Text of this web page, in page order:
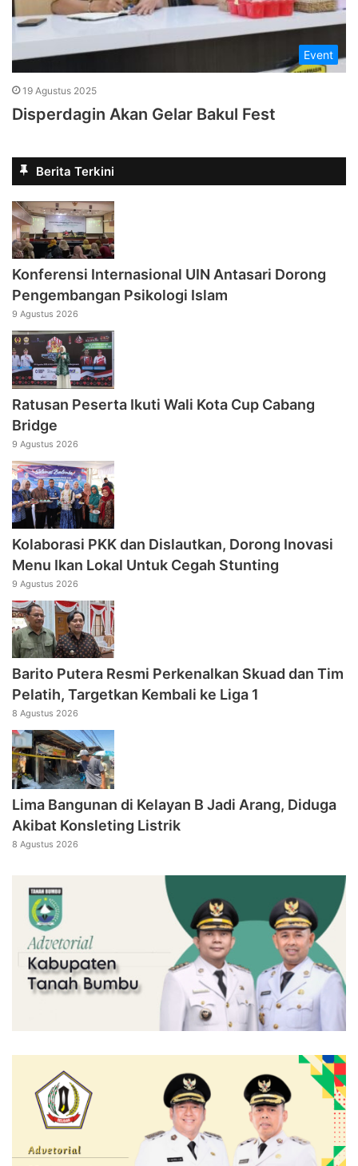
Event
19 Agustus 2025
Disperdagin Akan Gelar Bakul Fest
Berita Terkini
Konferensi Internasional UIN Antasari Dorong
Pengembangan Psikologi Islam
9 Agustus 2026
Ratusan Peserta Ikuti Wali Kota Cup Cabang
Bridge
9 Agustus 2026
Kolaborasi PKK dan Dislautkan, Dorong Inovasi
Menu Ikan Lokal Untuk Cegah Stunting
9 Agustus 2026
Barito Putera Resmi Perkenalkan Skuad dan Tim
Pelatih, Targetkan Kembali ke Liga 1
8 Agustus 2026
Lima Bangunan di Kelayan B Jadi Arang, Diduga
Akibat Konsleting Listrik
8 Agustus 2026